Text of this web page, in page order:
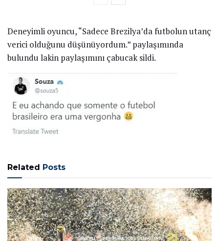
Deneyimli oyuncu, “Sadece Brezilya’da futbolun utanç
verici olduğunu düşünüyordum.” paylaşımında
bulundu lakin paylaşımını çabucak sildi.
Related Posts